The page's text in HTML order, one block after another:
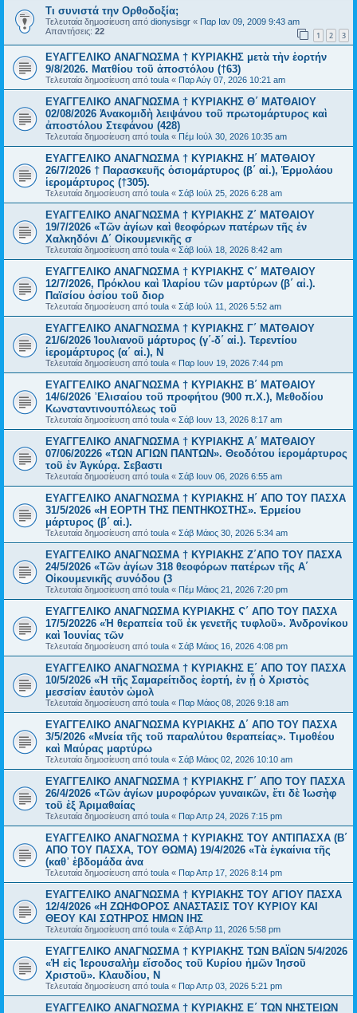
Τι συνιστά την Ορθοδοξία;
Τελευταία δημοσίευση από dionysisgr « Παρ Ιαν 09, 2009 9:43 am
Απαντήσεις: 22 1 2 3
ΕΥΑΓΓΕΛΙΚΟ ΑΝΑΓΝΩΣΜΑ † ΚΥΡΙΑΚΗΣ μετὰ τὴν ἑορτήν
9/8/2026. Ματθίου τοῦ ἀποστόλου (†63)
Τελευταία δημοσίευση από toula « Παρ Αύγ 07, 2026 10:21 am
ΕΥΑΓΓΕΛΙΚΟ ΑΝΑΓΝΩΣΜΑ † ΚΥΡΙΑΚΗΣ Θ΄ ΜΑΤΘΑΙΟΥ
02/08/2026 Ἀνακομιδὴ λειψάνου τοῦ πρωτομάρτυρος καὶ
ἀποστόλου Στεφάνου (428)
Τελευταία δημοσίευση από toula « Πέμ Ιούλ 30, 2026 10:35 am
ΕΥΑΓΓΕΛΙΚΟ ΑΝΑΓΝΩΣΜΑ † ΚΥΡΙΑΚΗΣ Η΄ ΜΑΤΘΑΙΟΥ
26/7/2026 † Παρασκευῆς ὁσιομάρτυρος (β΄ αἰ.), Ἑρμολάου
ἱερομάρτυρος (†305).
Τελευταία δημοσίευση από toula « Σάβ Ιούλ 25, 2026 6:28 am
ΕΥΑΓΓΕΛΙΚΟ ΑΝΑΓΝΩΣΜΑ † ΚΥΡΙΑΚΗΣ Ζ΄ ΜΑΤΘΑΙΟΥ
19/7/2026 «Τῶν ἁγίων καὶ θεοφόρων πατέρων τῆς ἐν
Χαλκηδόνι Δ΄ Οἰκουμενικῆς σ
Τελευταία δημοσίευση από toula « Σάβ Ιούλ 18, 2026 8:42 am
ΕΥΑΓΓΕΛΙΚΟ ΑΝΑΓΝΩΣΜΑ † ΚΥΡΙΑΚΗΣ Ϛ΄ ΜΑΤΘΑΙΟΥ
12/7/2026, Πρόκλου καὶ Ἱλαρίου τῶν μαρτύρων (β΄ αἰ.).
Παϊσίου ὁσίου τοῦ διορ
Τελευταία δημοσίευση από toula « Σάβ Ιούλ 11, 2026 5:52 am
ΕΥΑΓΓΕΛΙΚΟ ΑΝΑΓΝΩΣΜΑ † ΚΥΡΙΑΚΗΣ Γ΄ ΜΑΤΘΑΙΟΥ
21/6/2026 Ἰουλιανοῦ μάρτυρος (γ΄-δ΄ αἰ.). Τερεντίου
ἱερομάρτυρος (α΄ αἰ.), Ν
Τελευταία δημοσίευση από toula « Παρ Ιουν 19, 2026 7:44 pm
ΕΥΑΓΓΕΛΙΚΟ ΑΝΑΓΝΩΣΜΑ † ΚΥΡΙΑΚΗΣ Β΄ ΜΑΤΘΑΙΟΥ
14/6/2026 ᾿Ελισαίου τοῦ προφήτου (900 π.Χ.), Μεθοδίου
Κωνσταντινουπόλεως τοῦ
Τελευταία δημοσίευση από toula « Σάβ Ιουν 13, 2026 8:17 am
ΕΥΑΓΓΕΛΙΚΟ ΑΝΑΓΝΩΣΜΑ † ΚΥΡΙΑΚΗΣ Α΄ ΜΑΤΘΑΙΟΥ
07/06/20226 «ΤΩΝ ΑΓΙΩΝ ΠΑΝΤΩΝ». Θεοδότου ἱερομάρτυρος
τοῦ ἐν Ἀγκύρᾳ. Σεβαστι
Τελευταία δημοσίευση από toula « Σάβ Ιουν 06, 2026 6:55 am
ΕΥΑΓΓΕΛΙΚΟ ΑΝΑΓΝΩΣΜΑ † ΚΥΡΙΑΚΗΣ Η΄ ΑΠΟ ΤΟΥ ΠΑΣΧΑ
31/5/2026 «Η ΕΟΡΤΗ ΤΗΣ ΠΕΝΤΗΚΟΣΤΗΣ». Ἑρμείου
μάρτυρος (β΄ αἰ.).
Τελευταία δημοσίευση από toula « Σάβ Μάιος 30, 2026 5:34 am
ΕΥΑΓΓΕΛΙΚΟ ΑΝΑΓΝΩΣΜΑ † ΚΥΡΙΑΚΗΣ Ζ΄ΑΠΟ ΤΟΥ ΠΑΣΧΑ
24/5/2026 «Τῶν ἁγίων 318 θεοφόρων πατέρων τῆς Α΄
Οἰκουμενικῆς συνόδου (3
Τελευταία δημοσίευση από toula « Πέμ Μάιος 21, 2026 7:20 pm
ΕΥΑΓΓΕΛΙΚΟ ΑΝΑΓΝΩΣΜΑ ΚΥΡΙΑΚΗΣ Ϛ΄ ΑΠΟ ΤΟΥ ΠΑΣΧΑ
17/5/20226 «Ἡ θεραπεία τοῦ ἐκ γενετῆς τυφλοῦ». Ἀνδρονίκου
καὶ Ἰουνίας τῶν
Τελευταία δημοσίευση από toula « Σάβ Μάιος 16, 2026 4:08 pm
EYAΓΓΕΛΙΚΟ ΑΝΑΓΝΩΣΜΑ † ΚΥΡΙΑΚΗΣ Ε΄ ΑΠΟ ΤΟΥ ΠΑΣΧΑ
10/5/2026 «Ἡ τῆς Σαμαρείτιδος ἑορτή, ἐν ᾗ ὁ Χριστὸς
μεσσίαν ἑαυτὸν ὡμολ
Τελευταία δημοσίευση από toula « Παρ Μάιος 08, 2026 9:18 am
ΕΥΑΓΓΕΛΙΚΟ ΑΝΑΓΝΩΣΜΑ ΚΥΡΙΑΚΗΣ Δ΄ ΑΠΟ ΤΟΥ ΠΑΣΧΑ
3/5/2026 «Μνεία τῆς τοῦ παραλύτου θεραπείας». Τιμοθέου
καὶ Μαύρας μαρτύρω
Τελευταία δημοσίευση από toula « Σάβ Μάιος 02, 2026 10:10 am
ΕΥΑΓΓΕΛΙΚΟ ΑΝΑΓΝΩΣΜΑ † ΚΥΡΙΑΚΗΣ Γ΄ ΑΠΟ ΤΟΥ ΠΑΣΧΑ
26/4/2026 «Τῶν ἁγίων μυροφόρων γυναικῶν, ἔτι δὲ Ἰωσὴφ
τοῦ ἐξ Ἀριμαθαίας
Τελευταία δημοσίευση από toula « Παρ Απρ 24, 2026 7:15 pm
ΕΥΑΓΓΕΛΙΚΟ ΑΝΑΓΝΩΣΜΑ † ΚΥΡΙΑΚΗΣ ΤΟΥ ΑΝΤΙΠΑΣΧΑ (Β΄
ΑΠΟ ΤΟΥ ΠΑΣΧΑ, ΤΟΥ ΘΩΜΑ) 19/4/2026 «Τὰ ἐγκαίνια τῆς
(καθ᾿ ἑβδομάδα ἀνα
Τελευταία δημοσίευση από toula « Παρ Απρ 17, 2026 8:14 pm
ΕΥΑΓΓΕΛΙΚΟ ΑΝΑΓΝΩΣΜΑ † ΚΥΡΙΑΚΗΣ ΤΟΥ ΑΓΙΟΥ ΠΑΣΧΑ
12/4/2026 «Η ΖΩΗΦΟΡΟΣ ΑΝΑΣΤΑΣΙΣ ΤΟΥ ΚΥΡΙΟΥ ΚΑΙ
ΘΕΟΥ ΚΑΙ ΣΩΤΗΡΟΣ ΗΜΩΝ ΙΗΣ
Τελευταία δημοσίευση από toula « Σάβ Απρ 11, 2026 5:58 pm
ΕΥΑΓΓΕΛΙΚΟ ΑΝΑΓΝΩΣΜΑ † ΚΥΡΙΑΚΗΣ ΤΩΝ ΒΑΪΩΝ 5/4/2026
«Ἡ εἰς Ἰερουσαλὴμ εἴσοδος τοῦ Κυρίου ἡμῶν Ἰησοῦ
Χριστοῦ». Κλαυδίου, Ν
Τελευταία δημοσίευση από toula « Παρ Απρ 03, 2026 5:21 pm
EYAΓΓΕΛΙΚΟ ΑΝΑΓΝΩΣΜΑ † ΚΥΡΙΑΚΗΣ Ε΄ ΤΩΝ ΝΗΣΤΕΙΩΝ